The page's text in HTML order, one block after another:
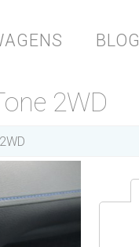
BLOG
2WD